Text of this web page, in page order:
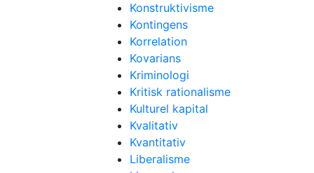
Konstruktivisme
Kontingens
Korrelation
Kovarians
Kriminologi
Kritisk rationalisme
Kulturel kapital
Kvalitativ
Kvantitativ
Liberalisme